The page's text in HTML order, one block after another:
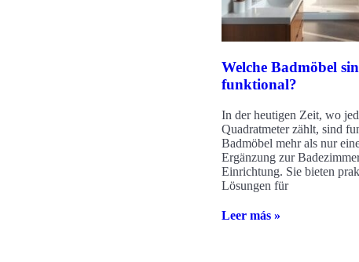
Welche Badmöbel
funktional?
In der heutigen Zeit, wo
Quadratmeter zählt, sind
Badmöbel mehr als nur
Ergänzung zur
Einrichtung. Sie bieten
Lösungen für
Leer más »